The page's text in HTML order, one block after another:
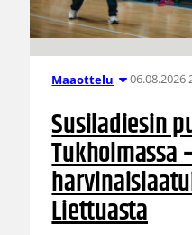
Maaottelu 06.08.2026
Susiladiesin
Tukholmassa
Liettuasta